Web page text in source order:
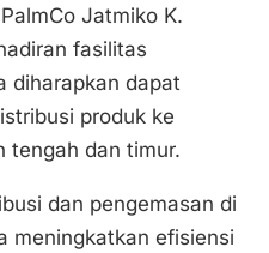
Jatmiko K.
fasilitas
diharapkan dapat
produk ke
tengah dan timur.
dan pengemasan di
meningkatkan efisiensi